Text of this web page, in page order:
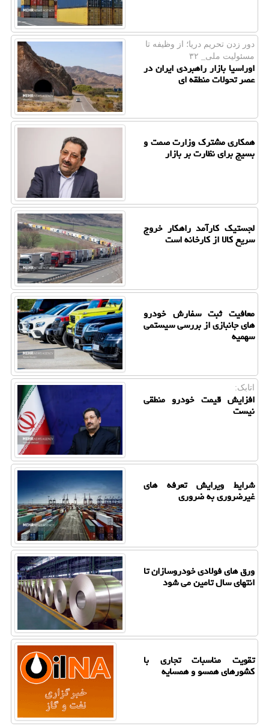
دور زدن تحریم دریا؛ از وظیفه تا
مسئولیت ملی_ ۳۲
اوراسیا بازار راهبردی ایران در
عصر تحولات منطقه ای
همکاری مشترک وزارت صمت و
بسیج برای نظارت بر بازار
لجستیک کارآمد راهکار خروج
سریع کالا از کارخانه است
معافیت ثبت سفارش خودرو
های جانبازی از بررسی سیستمی
سهمیه
اتابک:
افزایش قیمت خودرو منطقی
نیست
شرایط ویرایش تعرفه های
غیرضروری به ضروری
ورق های فولادی خودروسازان تا
انتهای سال تامین می شود
تقویت مناسبات تجاری با
کشورهای همسو و همسایه